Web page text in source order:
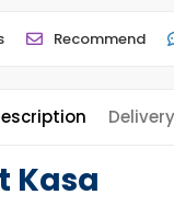
Recommend
Kasa